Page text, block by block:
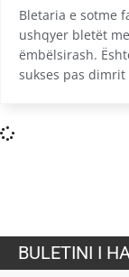
Bletaria e sotme
ushqyer bletët
ëmbëlsirash.
sukses pas
BULETINI I